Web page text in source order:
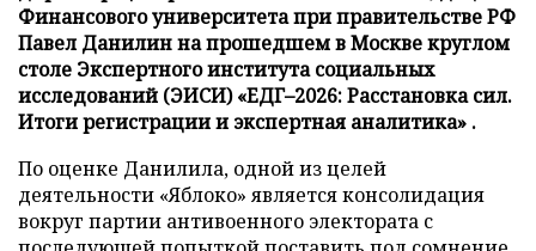
Финансового университета при правительстве РФ
Павел Данилин на прошедшем в Москве круглом
столе Экспертного института социальных
исследований (ЭИСИ) «ЕДГ–2026: Расстановка сил.
Итоги регистрации и экспертная аналитика» .
По оценке Данилила, одной из целей
деятельности «Яблоко» является консолидация
вокруг партии антивоенного электората с